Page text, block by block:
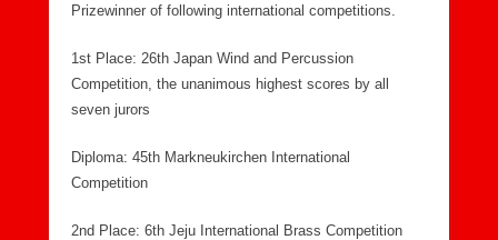
Prizewinner of following international competitions.
1st Place: 26th Japan Wind and Percussion
Competition, the unanimous highest scores by all
seven jurors
Diploma: 45th Markneukirchen International
Competition
2nd Place: 6th Jeju International Brass Competition